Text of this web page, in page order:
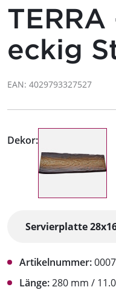
eckig
EAN: 4029793327527
Dekor:
Artikelnummer:
Länge:280 mm /